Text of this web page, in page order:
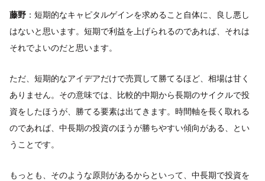
藤野 ：短期的なキャピタルゲインを求めること自体に、良し悪し
はないと思います。短期で利益を上げられるのであれば、それは
それでよいのだと思います。
ただ、短期的なアイデアだけで売買して勝てるほど、相場は甘く
ありません。その意味では、比較的中期から長期のサイクルで投
資をしたほうが、勝てる要素は出てきます。時間軸を長く取れる
のであれば、中長期の投資のほうが勝ちやすい傾向がある、とい
うことです。
もっとも、そのような原則があるからといって、中長期で投資を